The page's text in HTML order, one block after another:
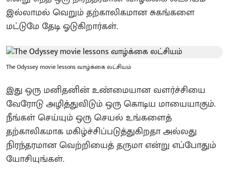
இல்லாமல் வெறும் தற்காலிகமான சுகங்களை
மட்டுமே தேடி ஓடுகிறார்கள்.
The Odyssey movie lessons வாழ்க்கை லட்சியம்
இது ஒரு மனிதனின் உண்மையான வளர்ச்சியை
வேரோடு அழித்துவிடும் ஒரு கொடிய மாயையாகும்.
நீங்கள் செய்யும் ஒரு செயல் உங்களைத்
தற்காலிகமாக மகிழ்ச்சிப்படுத்துகிறதா அல்லது
நிரந்தரமான வெற்றியைத் தருமா என்று எப்போதும்
யோசியுங்கள்.